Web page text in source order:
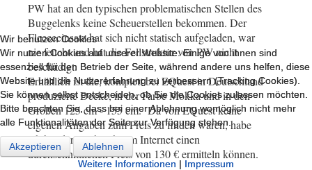
PW hat an den typischen problematischen Stellen des
Buggelenks keine Scheuerstellen bekommen. Der
Fleeceeinsatz hat sich nicht statisch aufgeladen, war
nie feucht und hat die Fellstruktur von PW nicht
beschädigt.
Erhältlich ist die, komplett bei EQuest in Deutschland
produzierte Decke, in der Farbe Mokka und in den
Größen 125 cm - 155 cm.Da von EQuest keine
eigenen Angaben zum Preis zu finden waren, habe
ich bei der Recherche im Internet einen
durchschnittlichen Preis von 130 € ermitteln können.
Wir benutzen Cookies
Wir nutzen Cookies auf unserer Website. Einige von ihnen sind
essenziell für den Betrieb der Seite, während andere uns helfen, diese
Website und die Nutzererfahrung zu verbessern (Tracking Cookies).
Sie können selbst entscheiden, ob Sie die Cookies zulassen möchten.
Bitte beachten Sie, dass bei einer Ablehnung womöglich nicht mehr
alle Funktionalitäten der Seite zur Verfügung stehen.
Akzeptieren
Ablehnen
Weitere Informationen | Impressum
Wir benutzen Cookies
Wir nutzen Cookies auf unserer Website. Einige von ihnen sind
essenziell für den Betrieb der Seite, während andere uns helfen, diese
Website und die Nutzererfahrung zu verbessern (Tracking Cookies).
Sie können selbst entscheiden, ob Sie die Cookies zulassen möchten.
Bitte beachten Sie, dass bei einer Ablehnung womöglich nicht mehr
alle Funktionalitäten der Seite zur Verfügung stehen.
Akzeptieren
Ablehnen
Weitere Informationen | Impressum